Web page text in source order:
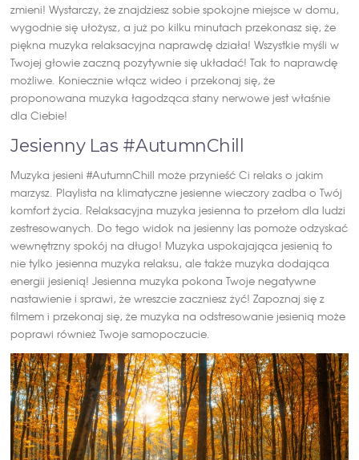
zmieni! Wystarczy, że znajdziesz sobie spokojne miejsce w domu,
wygodnie się ułożysz, a już po kilku minutach przekonasz się, że
piękna muzyka relaksacyjna naprawdę działa! Wszystkie myśli w
Twojej głowie zaczną pozytywnie się układać! Tak to naprawdę
możliwe. Koniecznie włącz wideo i przekonaj się, że
proponowana muzyka łagodząca stany nerwowe jest właśnie
dla Ciebie!
Jesienny Las #AutumnChill
Muzyka jesieni #AutumnChill może przynieść Ci relaks o jakim
marzysz. Playlista na klimatyczne jesienne wieczory zadba o Twój
komfort życia. Relaksacyjna muzyka jesienna to przełom dla ludzi
zestresowanych. Do tego widok na jesienny las pomoże odzyskać
wewnętrzny spokój na długo! Muzyka uspokajająca jesienią to
nie tylko jesienna muzyka relaksu, ale także muzyka dodająca
energii jesienią! Jesienna muzyka pokona Twoje negatywne
nastawienie i sprawi, że wreszcie zaczniesz żyć! Zapoznaj się z
filmem i przekonaj się, że muzyka na odstresowanie jesienią może
poprawi również Twoje samopoczucie.